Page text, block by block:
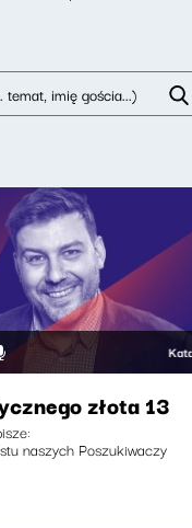
złota 13
naszych Poszukiwaczy